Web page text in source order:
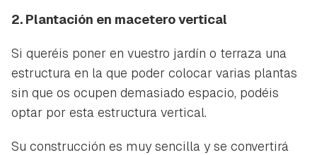
2. Plantación en macetero vertical
Si queréis poner en vuestro jardín o terraza una
estructura en la que poder colocar varias plantas
sin que os ocupen demasiado espacio, podéis
optar por esta estructura vertical.
Su construcción es muy sencilla y se convertirá